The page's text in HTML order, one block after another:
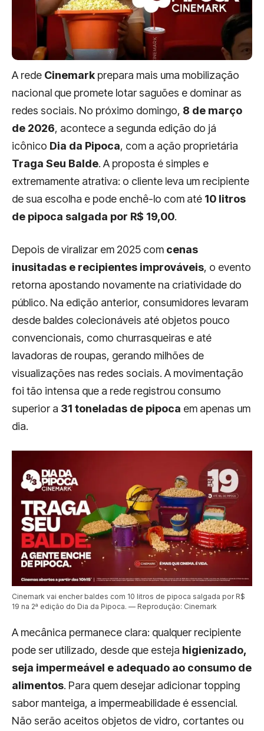
A rede Cinemark prepara mais uma mobilização
nacional que promete lotar saguões e dominar as
redes sociais. No próximo domingo, 8 de março
de 2026, acontece a segunda edição do já
icônico Dia da Pipoca, com a ação proprietária
Traga Seu Balde. A proposta é simples e
extremamente atrativa: o cliente leva um recipiente
de sua escolha e pode enchê-lo com até 10 litros
de pipoca salgada por R$ 19,00.
Depois de viralizar em 2025 com cenas
inusitadas e recipientes improváveis, o evento
retorna apostando novamente na criatividade do
público. Na edição anterior, consumidores levaram
desde baldes colecionáveis até objetos pouco
convencionais, como churrasqueiras e até
lavadoras de roupas, gerando milhões de
visualizações nas redes sociais. A movimentação
foi tão intensa que a rede registrou consumo
superior a 31 toneladas de pipoca em apenas um
dia.
Cinemark vai encher baldes com 10 litros de pipoca salgada por R$
19 na 2ª edição do Dia da Pipoca. — Reprodução: Cinemark
A mecânica permanece clara: qualquer recipiente
pode ser utilizado, desde que esteja higienizado,
seja impermeável e adequado ao consumo de
alimentos. Para quem desejar adicionar topping
sabor manteiga, a impermeabilidade é essencial.
Não serão aceitos objetos de vidro, cortantes ou